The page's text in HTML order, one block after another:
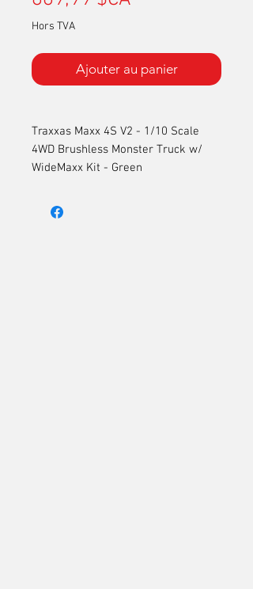
Hors TVA
Ajouter au panier
Traxxas Maxx 4S V2 - 1/10 Scale
4WD Brushless Monster Truck w/
WideMaxx Kit - Green